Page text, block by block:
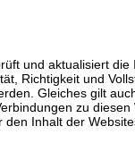
und aktualisiert
Richtigkeit und
Gleiches gilt
zu
Inhalt der